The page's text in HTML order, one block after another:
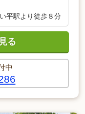
平駅より徒歩８分
中
る